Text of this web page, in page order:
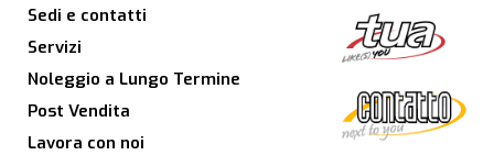
Sedi e contatti
Servizi
Noleggio a Lungo Termine
Post Vendita
Lavora con noi